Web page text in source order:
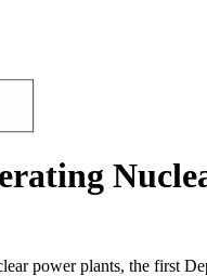
power plants, the first